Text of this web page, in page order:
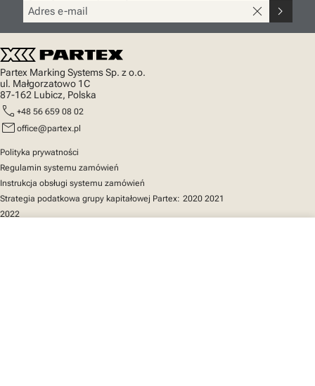
close chevron_right
Partex Marking Systems Sp. z o.o.
ul. Małgorzatowo 1C
87-162 Lubicz, Polska
call +48 56 659 08 02
mail office@partex.pl
Polityka prywatności
Regulamin systemu zamówień
Instrukcja obsługi systemu zamówień
Strategia podatkowa grupy kapitałowej Partex: 2020 2021
2022